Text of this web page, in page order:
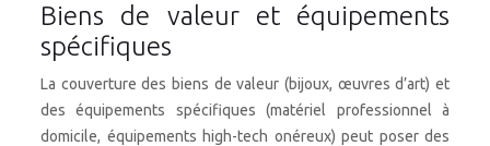
Biens de valeur et équipements
spécifiques
La couverture des biens de valeur (bijoux, œuvres d’art) et
des équipements spécifiques (matériel professionnel à
domicile, équipements high-tech onéreux) peut poser des